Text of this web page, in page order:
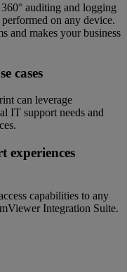
auditing and logging
on any device.
and makes your business
cases
can leverage
IT support needs and
experiences
capabilities to any
Integration Suite.